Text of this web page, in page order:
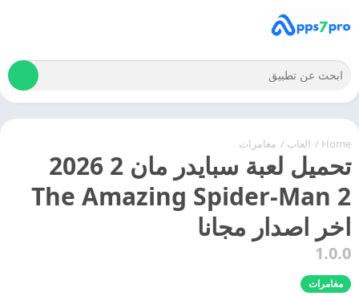
Home
/ العاب / مغامرات
تحميل لعبة سبايدر مان 2 2026
The Amazing Spider-Man 2
اخر اصدار مجانا
1.0.0
مغامرات